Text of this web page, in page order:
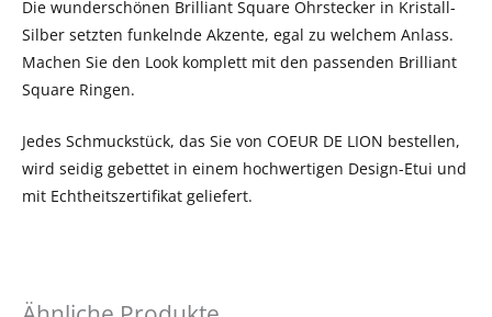
Die wunderschönen Brilliant Square Ohrstecker in Kristall-
Silber setzten funkelnde Akzente, egal zu welchem Anlass.
Machen Sie den Look komplett mit den passenden Brilliant
Square Ringen.
Jedes Schmuckstück, das Sie von COEUR DE LION bestellen,
wird seidig gebettet in einem hochwertigen Design-Etui und
mit Echtheitszertifikat geliefert.